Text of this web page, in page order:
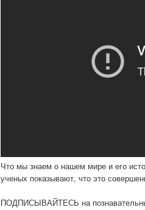
Что мы знаем о нашем мире и его
ученых показывают, что это
ПОДПИСЫВАЙТЕСЬ на